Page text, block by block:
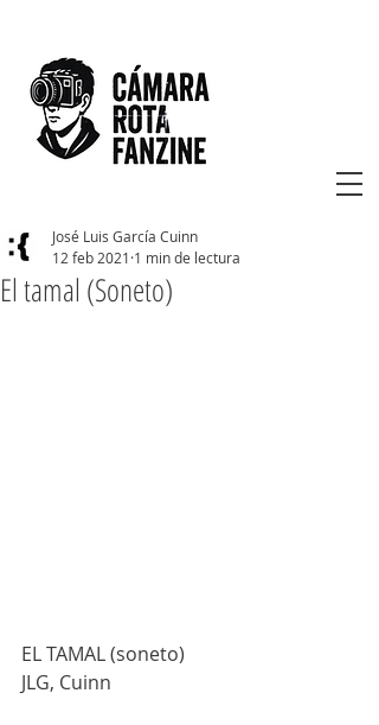
El tamal (Soneto)
José Luis García Cuinn
12 feb 2021 1 min de lectura
EL TAMAL (soneto)
JLG, Cuinn